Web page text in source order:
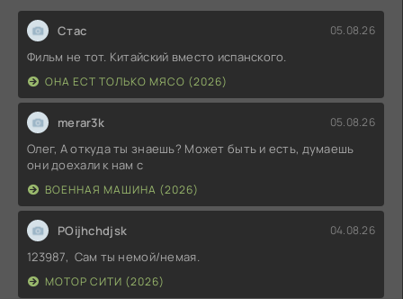
Стас 05.08.26
Фильм не тот. Китайский вместо испанского.
ОНА ЕСТ ТОЛЬКО МЯСО (2026)
merar3k 05.08.26
Олег, А откуда ты знаешь? Может быть и есть, думаешь
они доехали к нам с
ВОЕННАЯ МАШИНА (2026)
POijhchdjsk 04.08.26
123987, Сам ты немой/немая.
МОТОР СИТИ (2026)